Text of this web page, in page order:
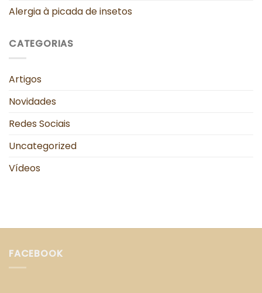
Alergia à picada de insetos
CATEGORIAS
Artigos
Novidades
Redes Sociais
Uncategorized
Vídeos
FACEBOOK